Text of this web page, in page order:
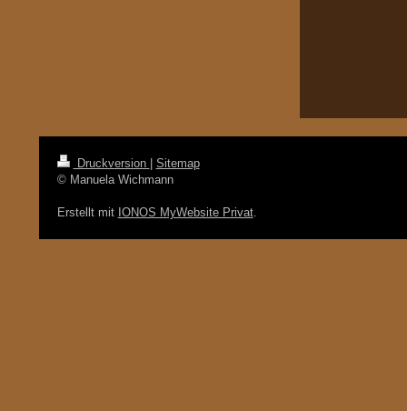
Druckversion
Sitemap
© Manuela Wichmann
Erstellt mit IONOS MyWebsite Privat.